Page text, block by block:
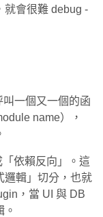
就會很難 debug -
一個又一個的函
name），
依賴反向」。這
邏輯」切分，也就
，當 UI 與 DB